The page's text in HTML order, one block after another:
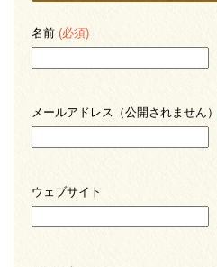
名前 (必須)
メールアドレス（公開されません）
ウェブサイト